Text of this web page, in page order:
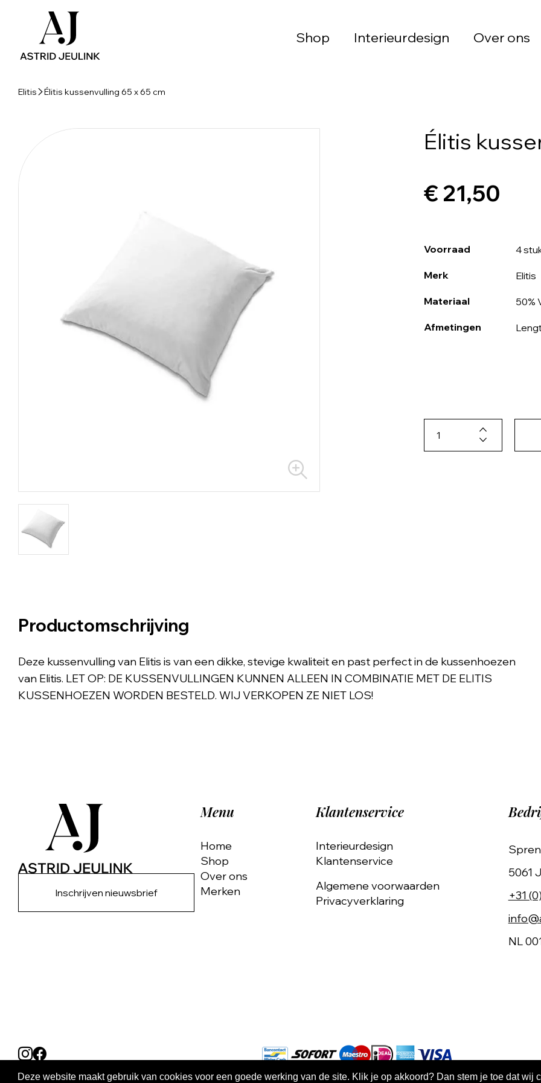
Deze website maakt gebruik van cookies voor een goede werking van de site. Klik je op akkoord? Dan stem je toe dat wij
Shop Interieurdesign Over ons
Elitis Élitis kussenvulling 65 x 65 cm
Élitis
€ 21,50
Voorraad 4
Merk Elitis
Materiaal 50%
Afmetingen
Productomschrijving
Deze kussenvulling van Elitis is van een dikke, stevige kwaliteit en past perfect in de kussenhoezen
van Elitis. LET OP: DE KUSSENVULLINGEN KUNNEN ALLEEN IN COMBINATIE MET DE ELITIS
KUSSENHOEZEN WORDEN BESTELD. WIJ VERKOPEN ZE NIET LOS!
Inschrijven nieuwsbrief
Menu
Home
Shop
Over ons
Merken
Klantenservice
Interieurdesign
Klantenservice
Algemene voorwaarden
Privacyverklaring
5061
+31
NL